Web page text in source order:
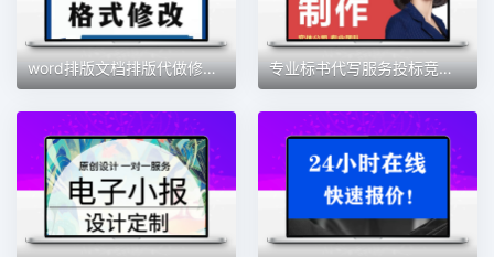
word排版文档排版代做修改格式表格制作帮做论文排版 专业标书代写服务投标竞标采购保洁物业餐饮工程文件代做